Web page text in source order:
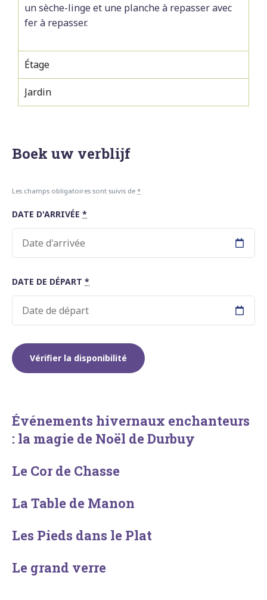
un sèche-linge et une planche à repasser avec
fer à repasser.
Étage
Jardin
Boek uw verblijf
Les champs obligatoires sont suivis de *
DATE D'ARRIVÉE *
DATE DE DÉPART *
Événements hivernaux enchanteurs
: la magie de Noël de Durbuy
Le Cor de Chasse
La Table de Manon
Les Pieds dans le Plat
Le grand verre